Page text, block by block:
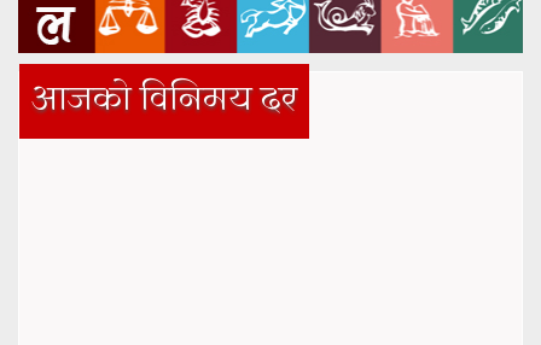
आजको विनिमय दर